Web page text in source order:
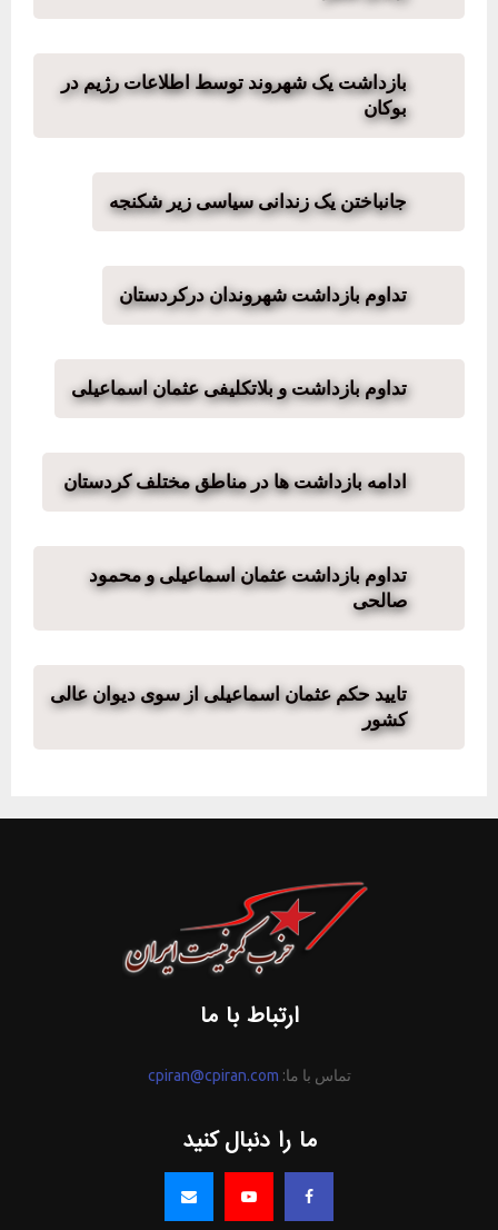
بازداشت یک شهروند توسط اطلاعات رژیم در
بوکان
جانباختن یک زندانی سیاسی زیر شکنجه
تداوم بازداشت شهروندان درکردستان
تداوم بازداشت و بلاتکلیفی عثمان اسماعیلی
ادامە بازداشت ها در مناطق مختلف کردستان
تداوم بازداشت عثمان اسماعیلی و محمود
صالحی
تایید حکم عثمان اسماعیلی از سوی دیوان عالی
کشور
ارتباط با ما
تماس با ما: cpiran@cpiran.com
ما را دنبال کنید